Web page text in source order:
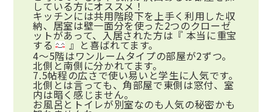
している方にオススメ！
キッチンには共用階段下を上手く利用した収
納、居室は壁一面分を使った2つのクローゼ
ットがあって、入居された方は『 本当に重宝
する 』と喜ばれてます。
4～5階はワンルームタイプの部屋が2ずつ。
北側と南側に分かれてます。
7.5帖程の広さで使い易いと学生に人気です。
北側とは言っても、角部屋で東側は窓付、室
内は暗く感じません。
お風呂とトイレが別室なのも人気の秘密かも